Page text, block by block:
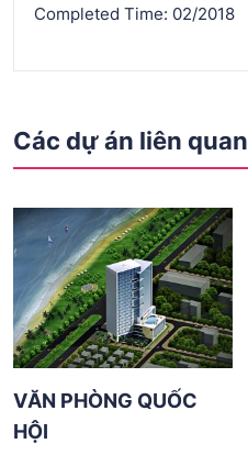
Completed Time: 02/2018
Các dự án liên quan
VĂN PHÒNG QUỐC
HỘI